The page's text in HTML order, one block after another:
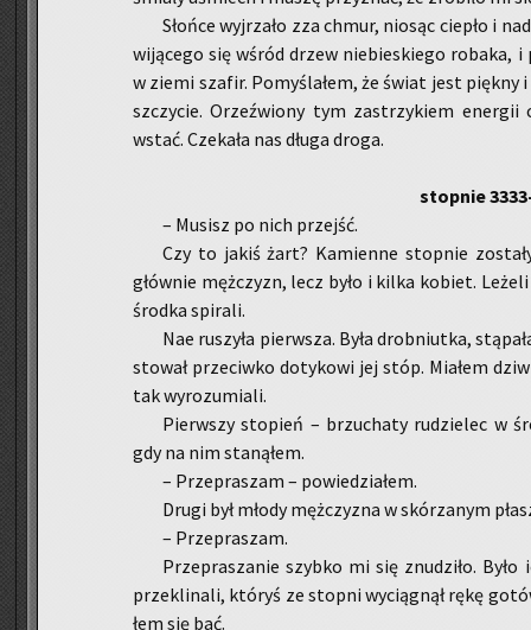
Słoń­ce wyj­rza­ło zza chmur, nio­sąc cie­pło i
wi­ją­ce­go się wśród drzew nie­bie­skie­go ro­ba­ka,
w ziemi sza­fir. Po­my­śla­łem, że świat jest pięk­ny
szczy­cie. Orzeź­wio­ny tym za­strzy­kiem ener­gii
wstać. Cze­ka­ła nas długa droga.
stop­nie
– Mu­sisz po nich przejść.
Czy to jakiś żart? Ka­mien­ne stop­nie
głów­nie męż­czyzn, lecz było i kilka ko­biet.
środ­ka spi­ra­li.
Nae ru­szy­ła pierw­sza. Była drob­niut­ka,
sto­wał prze­ciw­ko do­ty­ko­wi jej stóp. Mia­łem
tak wy­ro­zu­mia­li.
Pierw­szy sto­pień – brzu­cha­ty ru­dzie­lec w
gdy na nim sta­ną­łem.
– Prze­pra­szam – po­wie­dzia­łem.
Drugi był młody męż­czy­zna w skó­rza­nym
– Prze­pra­szam.
Prze­pra­sza­nie szyb­ko mi się znu­dzi­ło.
prze­kli­na­li, któ­ryś ze stop­ni wy­cią­gnął rękę
łem się bać.